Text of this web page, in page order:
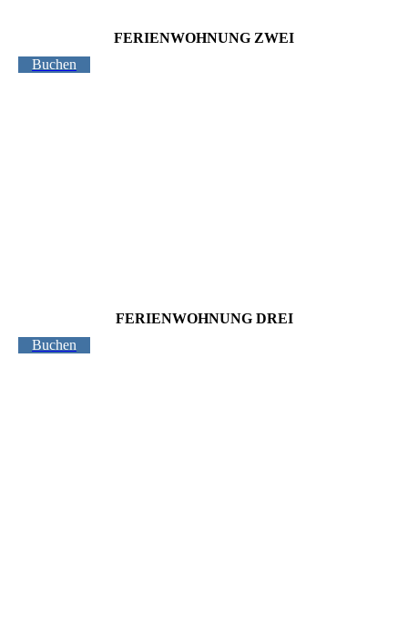
FERIENWOHNUNG ZWEI
Buchen
FERIENWOHNUNG DREI
Buchen